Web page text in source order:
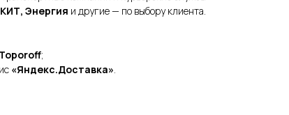
Энергия и другие — по выбору клиента.
Toporoff;
«Яндекс.Доставка».